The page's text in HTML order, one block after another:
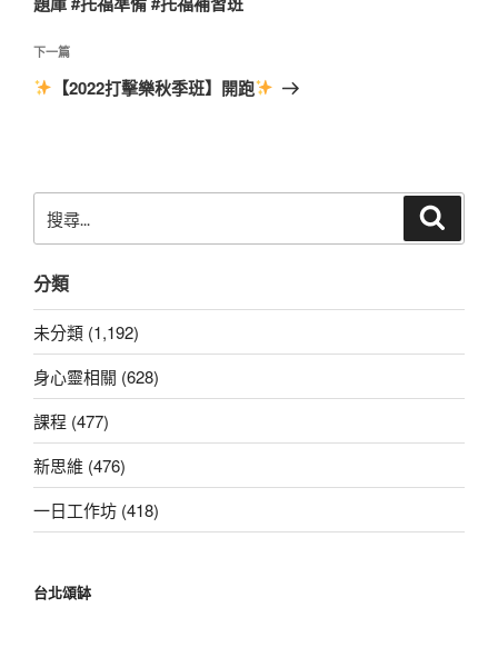
覽
章
下
一
下一篇
【2022打擊樂秋季班】開跑
尋
鍵
字:
分類
未分類 (1,192)
身心靈相關 (628)
課程 (477)
新思維 (476)
一日工作坊 (418)
台北頌缽